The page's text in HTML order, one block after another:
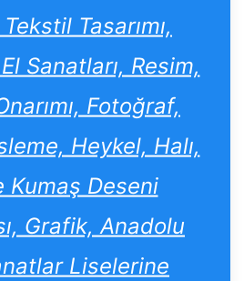
Tasarımı,
Sanatları, Resim,
Fotoğraf,
Heykel, Halı,
Kumaş Deseni
Grafik, Anadolu
Liselerine